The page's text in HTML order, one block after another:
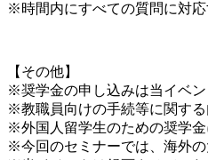
※時間内にすべての質問に対応
【その他】
※奨学金の申し込みは当イベン
※教職員向けの手続等に関する
※外国人留学生のための奨学金
※今回のセミナーでは、海外の